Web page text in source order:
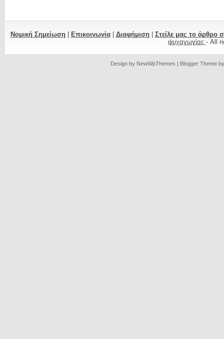
Νομική Σημείωση| Επικοινωνία| Διαφήμιση| Στείλε μας το άρθρο
ψυχαγωγίας - All
Design by NewWpThemes | Blogger Theme